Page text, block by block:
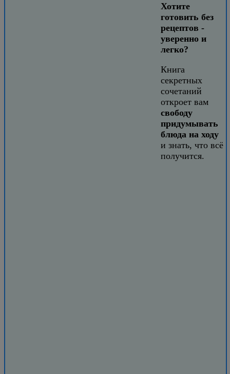
Хотите
готовить без
рецептов -
уверенно и
легко?
Книга
секретных
сочетаний
откроет вам
свободу
придумывать
блюда на ходу
и знать, что всё
получится.